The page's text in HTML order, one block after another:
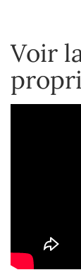
Voir